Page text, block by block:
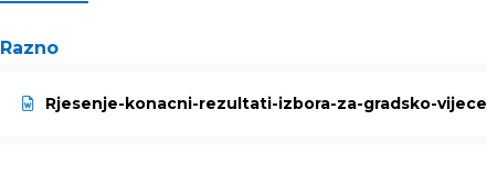
Razno
Rjesenje-konacni-rezultati-izbora-za-gradsko-vijece